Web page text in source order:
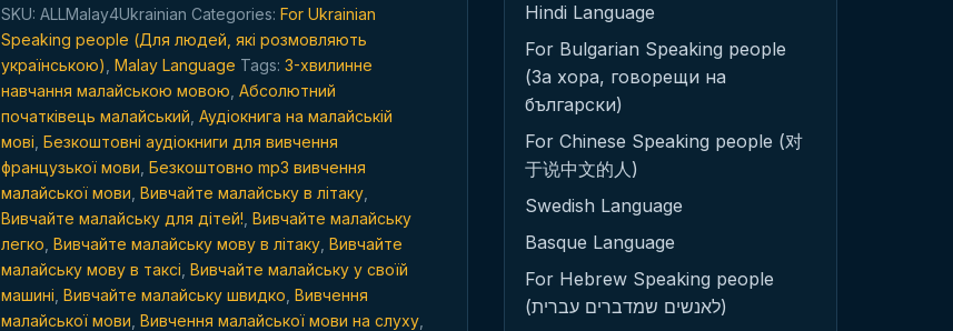
будь-
який
час
і
в
будь-
якому
місці
quantity
SKU: ALLMalay4Ukrainian Categories: For Ukrainian
Speaking people (Для людей, які розмовляють
українською) Malay Language Tags: 3-хвилинне
навчання малайською мовою Абсолютний
початківець малайський Аудіокнига на малайській
мові Безкоштовні аудіокниги для вивчення
французької мови Безкоштовно mp3 вивчення
малайської мови Вивчайте малайську в літаку
Вивчайте малайську для дітей! Вивчайте малайську
легко Вивчайте малайську мову в літаку Вивчайте
малайську мову в таксі Вивчайте малайську у своїй
машині Вивчайте малайську швидко Вивчення
малайської мови Вивчення малайської мови на слуху
Hindi Language
For Bulgarian Speaking people
(За хора, говорещи на
български)
For Chinese Speaking people (对
于说中文的人)
Swedish Language
Basque Language
For Hebrew Speaking people
(לאנשים שמדברים עברית)